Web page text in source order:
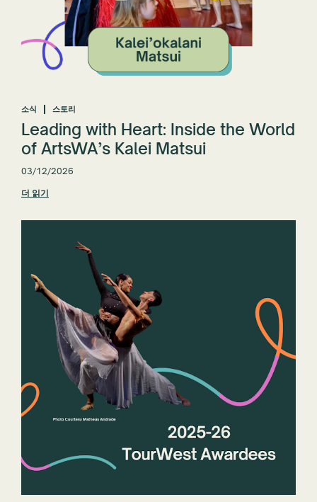
소식 스토리
Leading with Heart: Inside the World
of ArtsWA’s Kalei Matsui
03/12/2026
더 읽기